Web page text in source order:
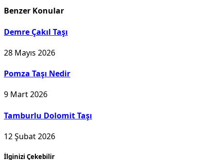
Benzer Konular
Demre Çakıl Taşı
28 Mayıs 2026
Pomza Taşı Nedir
9 Mart 2026
Tamburlu Dolomit Taşı
12 Şubat 2026
İlginizi Çekebilir